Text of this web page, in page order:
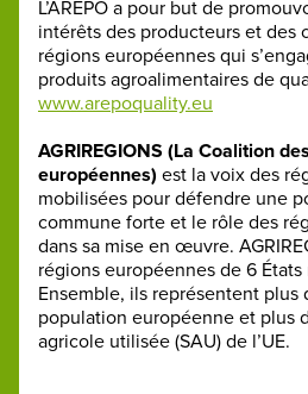
L’AREPO a pour but de
intérêts des producteurs et des
régions européennes qui
produits agroalimentaires de
www.arepoquality.eu
AGRIREGIONS (La Coalition
européennes) est la voix des
mobilisées pour défendre une
commune forte et le rôle des
dans sa mise en œuvre.
régions européennes de 6 États
Ensemble, ils représentent plus
population européenne et plus
agricole utilisée (SAU) de l’UE.